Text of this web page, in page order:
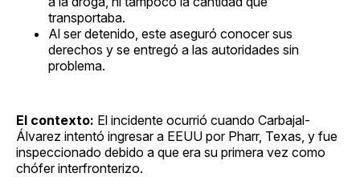
transportaba.
Al ser detenido, este aseguró conocer sus
derechos y se entregó a las autoridades sin
problema.
El contexto: El incidente ocurrió cuando Carbajal-
Álvarez intentó ingresar a EEUU por Pharr, Texas, y fue
inspeccionado debido a que era su primera vez como
chófer interfronterizo.